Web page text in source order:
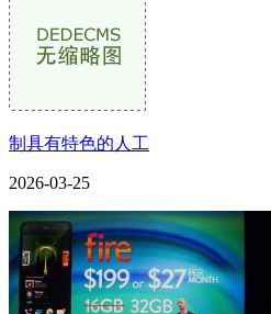
制具有特色的人工
2026-03-25